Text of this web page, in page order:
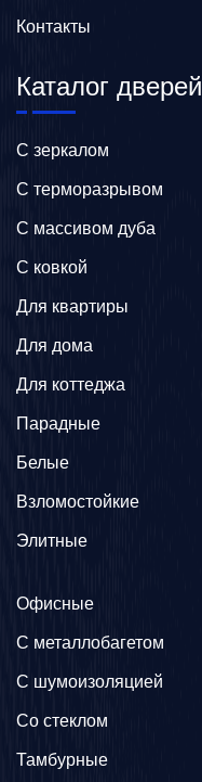
Контакты
Каталог дверей
C зеркалом
C терморазрывом
C массивом дуба
C ковкой
Для квартиры
Для дома
Для коттеджа
Парадные
Белые
Взломостойкие
Элитные
Офисные
C металлобагетом
С шумоизоляцией
Со стеклом
Тамбурные